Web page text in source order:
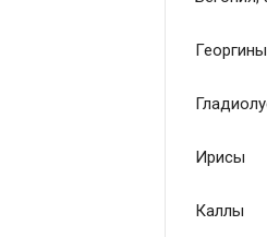
Георгины
Ирисы
Каллы